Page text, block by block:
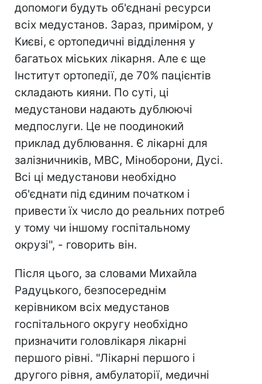
допомоги будуть об'єднані ресурси
всіх медустанов. Зараз, приміром, у
Києві, є ортопедичні відділення у
багатьох міських лікарня. Але є ще
Інститут ортопедії, де 70% пацієнтів
складають кияни. По суті, ці
медустанови надають дублюючі
медпослуги. Це не поодинокий
приклад дублювання. Є лікарні для
залізничників, МВС, Міноборони, Дусі.
Всі ці медустанови необхідно
об'єднати під єдиним початком і
привести їх число до реальних потреб
у тому чи іншому госпітальному
окрузі", - говорить він.
Після цього, за словами Михайла
Радуцького, безпосереднім
керівником всіх медустанов
госпітального округу необхідно
призначити головлікаря лікарні
першого рівні. "Лікарні першого і
другого рівня, амбулаторії, медичні